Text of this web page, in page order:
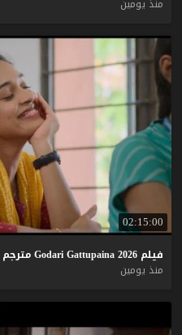
منذ يومين
02:15:00
فيلم Godari Gattupaina 2026
مترجم
منذ يومين